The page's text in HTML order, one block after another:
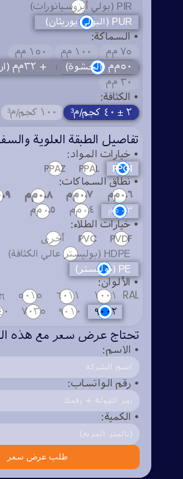
PIR (بولي أيزوسيانورات)
(البولي يوريثان) PUR
١٥٠ م‌م ١٠٠ م‌م
٧٥ م‌م
+ ٣٢م‌م (ارتفاع التعرج)
٥٠م‌م (الحشوة)
٣٠ م‌م
• السماكة:
١٠٠ كجم/م³ ٢ ± ٤٠ كجم/م³
• الكثافة:
تفاصيل الطبقة العلوية
PPAZ PPAL PPGI
• خيارات المواد:
٠.٩ ٠.٨ م‌م ٠.٧ م‌م
٠.٦ م‌م
٠.٥ م‌م
٠.٤ م‌م ٠.٣ م‌م
• نطاق السماكات:
أخرى PVC PVDF
(بوليستر) PE
• خيارات الطلاء:
٥٠١٥ ٦٠١١
١٠٠١
٧٠٣٥ ٩٠١٠ ٩٠٠٢
RAL
• الألوان:
تحتاج عرض سعر مع هذه
• الكمية:
• رقم الواتساب:
• الاسم:
طلب عرض سعر